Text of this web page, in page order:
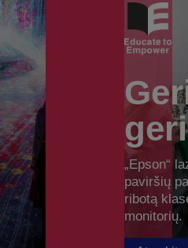
„Epson“
paviršių
ribotą
monitorių.